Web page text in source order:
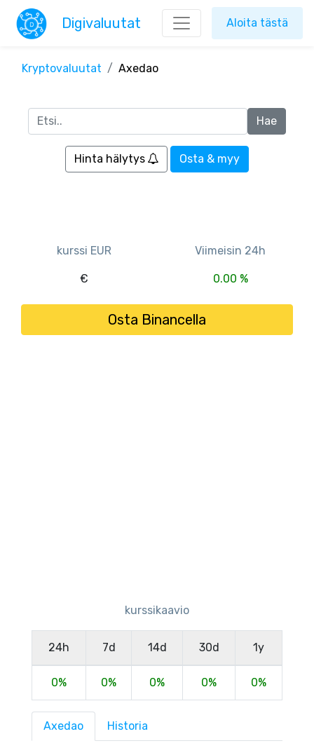
Digivaluutat Aloita tästä
Kryptovaluutat Axedao
Hinta hälytys Osta & myy
kurssi EUR
€
Viimeisin 24h
0.00 %
Osta Binancella
kurssikaavio
24h 7d 14d 30d 1y
0% 0% 0% 0% 0%
Axedao Historia